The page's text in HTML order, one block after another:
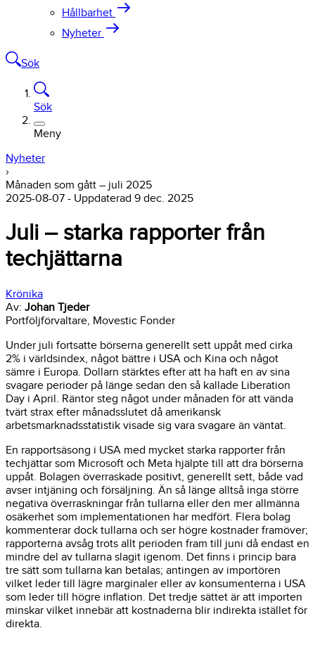
Hållbarhet
Nyheter
Sök
Sök
Meny
Nyheter
›
Månaden som gått – juli 2025
2025-08-07 - Uppdaterad 9 dec. 2025
Juli – starka rapporter från
techjättarna
Krönika
Av: Johan Tjeder
Portföljförvaltare, Movestic Fonder
Under juli fortsatte börserna generellt sett uppåt med cirka
2% i världsindex, något bättre i USA och Kina och något
sämre i Europa. Dollarn stärktes efter att ha haft en av sina
svagare perioder på länge sedan den så kallade Liberation
Day i April. Räntor steg något under månaden för att vända
tvärt strax efter månadsslutet då amerikansk
arbetsmarknadsstatistik visade sig vara svagare än väntat.
En rapportsäsong i USA med mycket starka rapporter från
techjättar som Microsoft och Meta hjälpte till att dra börserna
uppåt. Bolagen överraskade positivt, generellt sett, både vad
avser intjäning och försäljning. Än så länge alltså inga större
negativa överraskningar från tullarna eller den mer allmänna
osäkerhet som implementationen har medfört. Flera bolag
kommenterar dock tullarna och ser högre kostnader framöver;
rapporterna avsåg trots allt perioden fram till juni då endast en
mindre del av tullarna slagit igenom. Det finns i princip bara
tre sätt som tullarna kan betalas; antingen av importören
vilket leder till lägre marginaler eller av konsumenterna i USA
som leder till högre inflation. Det tredje sättet är att importen
minskar vilket innebär att kostnaderna blir indirekta istället för
direkta.